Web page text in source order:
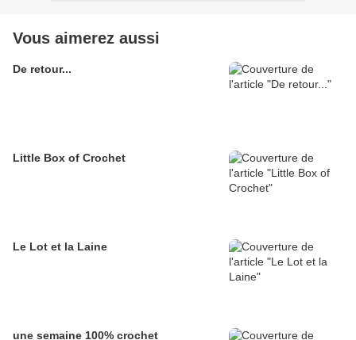
Vous aimerez aussi
De retour...
Little Box of Crochet
Le Lot et la Laine
une semaine 100% crochet